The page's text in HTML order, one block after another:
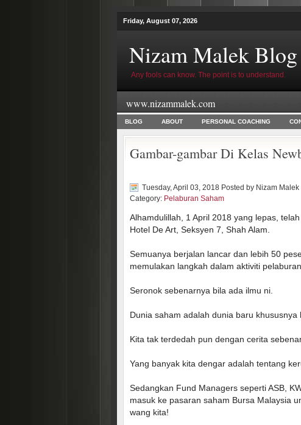
Friday, August 07, 2026
Nizam Malek Blog
Any fools can know. The point is to understand.
www.nizammalek.com
BLOG ABOUT PERSONAL COACHING
Gambar-gambar Di Kelas
Tuesday, April 03, 2018 Posted by Nizam Malek
Category: Pelaburan Saham
Alhamdulillah, 1 April 2018 yang lepas,
Hotel De Art, Seksyen 7, Shah Alam.
Semuanya berjalan lancar dan lebih 50
memulakan langkah dalam aktiviti
Seronok sebenarnya bila ada ilmu ni.
Dunia saham adalah dunia baru khususnya
Kita tak terdedah pun dengan cerita
Yang banyak kita dengar adalah tentang
Sedangkan Fund Managers seperti ASB,
masuk ke pasaran saham Bursa Malaysia
wang kita!